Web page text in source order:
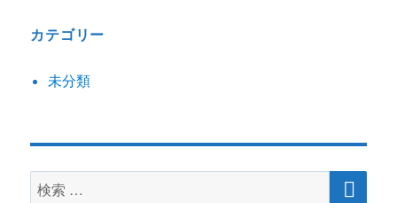
カテゴリー
未分類
検
検